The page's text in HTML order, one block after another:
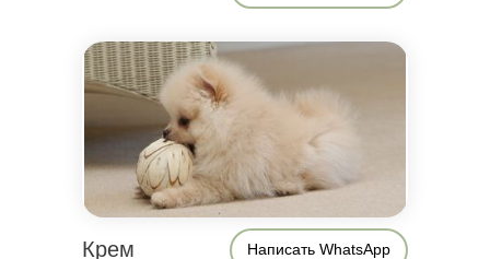
Крем Написать WhatsApp